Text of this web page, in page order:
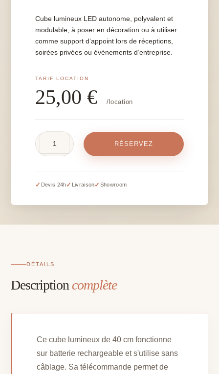
Cube lumineux LED autonome, polyvalent et
modulable, à poser en décoration ou à utiliser
comme support d’appoint lors de réceptions,
soirées privées ou événements d’entreprise.
25,00€ /location
sur
(LED)
cm
RÉSERVEZ
✓ Devis 24h✓ Livraison✓ Showroom
DÉTAILS
Descriptioncomplète
Ce cube lumineux de 40 cm fonctionne
sur batterie rechargeable et s'utilise sans
câblage. Sa télécommande permet de